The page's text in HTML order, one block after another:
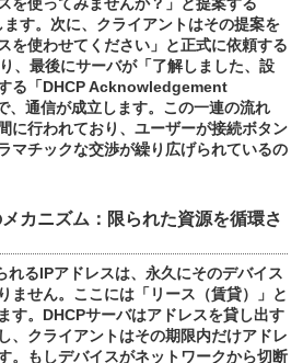
ます。次に、クライアントはその提案を
を使わせてください」と正式に依頼する
、最後にサーバが「了解しました、設
る「DHCP Acknowledgement
、通信が成立します。この一連の流れ
に行われており、ユーザーが接続ボタン
マチックな交渉が繰り広げられているの
カニズム：限られた資源を循環さ
れるIPアドレスは、永久にそのデバイス
ません。ここには「リース（賃貸）」と
す。DHCPサーバはアドレスを貸し出す
、クライアントはその期限内だけアドレ
。もしデバイスがネットワークから切断